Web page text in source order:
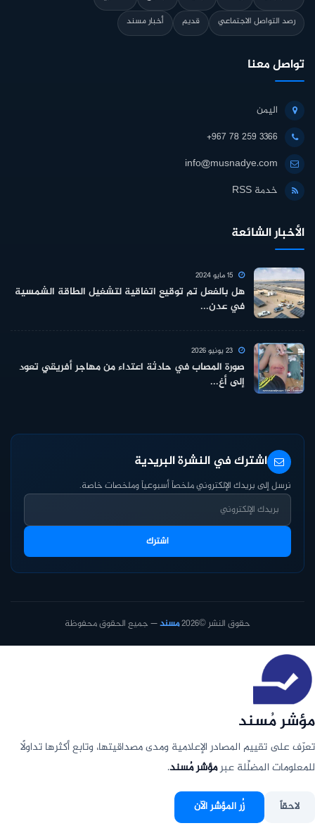
رصد التواصل الاجتماعي
قديم أخبار مسند
تواصل معنا
اليمن
+967 78 259 3366
info@musnadye.com
خدمة RSS
الأخبار الشائعة
هل بالفعل تم توقيع اتفاقية لتشغيل الطاقة الشمسية
في عدن...
صورة المصاب في حادثة اعتداء من مهاجر أفريقي تعود
إلى أغ...
اشترك في النشرة البريدية
نرسل إلى بريدك الإلكتروني ملخصاً أسبوعياً وملخصات خاصة.
اشترك
حقوق النشر ©2026 مسند— جميع الحقوق محفوظة
مؤشر مُسند
تعرّف على تقييم المصادر الإعلامية ومدى مصداقيتها، وتابع أكثرها تداولًا
للمعلومات المضلِّلة عبرمؤشر مُسند.
لاحقاً زُر المؤشر الآن